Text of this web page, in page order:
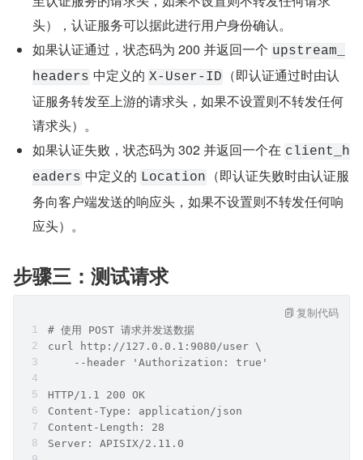
头），认证服务可以据此进行用户身份确认。
如果认证通过，状态码为 200 并返回一个 upstream_
headers 中定义的 X-User-ID
（即认证通过时由认
证服务转发至上游的请求头，如果不设置则不转发任何
请求头）。
如果认证失败，状态码为 302 并返回一个在 client_h
eaders 中定义的 Location
（即认证失败时由认证服
务向客户端发送的响应头，如果不设置则不转发任何响
应头）。
步骤三：测试请求
# 使用 POST 请求并发送数据
curl http://127.0.0.1:9080/user \
    --header 'Authorization: true'
HTTP/1.1 200 OK
Content-Type: application/json
Content-Length: 28
Server: APISIX/2.11.0
复制代码